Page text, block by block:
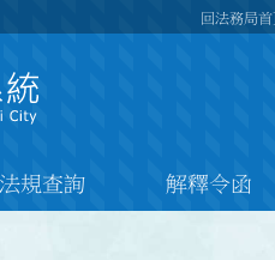
回法務局
法規查詢 解釋令函